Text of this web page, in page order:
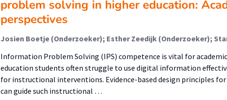
problem solving in higher education:
perspectives
Information Problem Solving (IPS) competence is vital for academic
education students often struggle to use digital information
for instructional interventions. Evidence-based design principles
can guide such instructional …